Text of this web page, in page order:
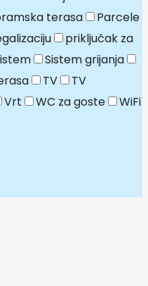
terasa
Parcele
priključak za
Sistem grijanja
TV
TV
Vrt WC za goste
WiFi